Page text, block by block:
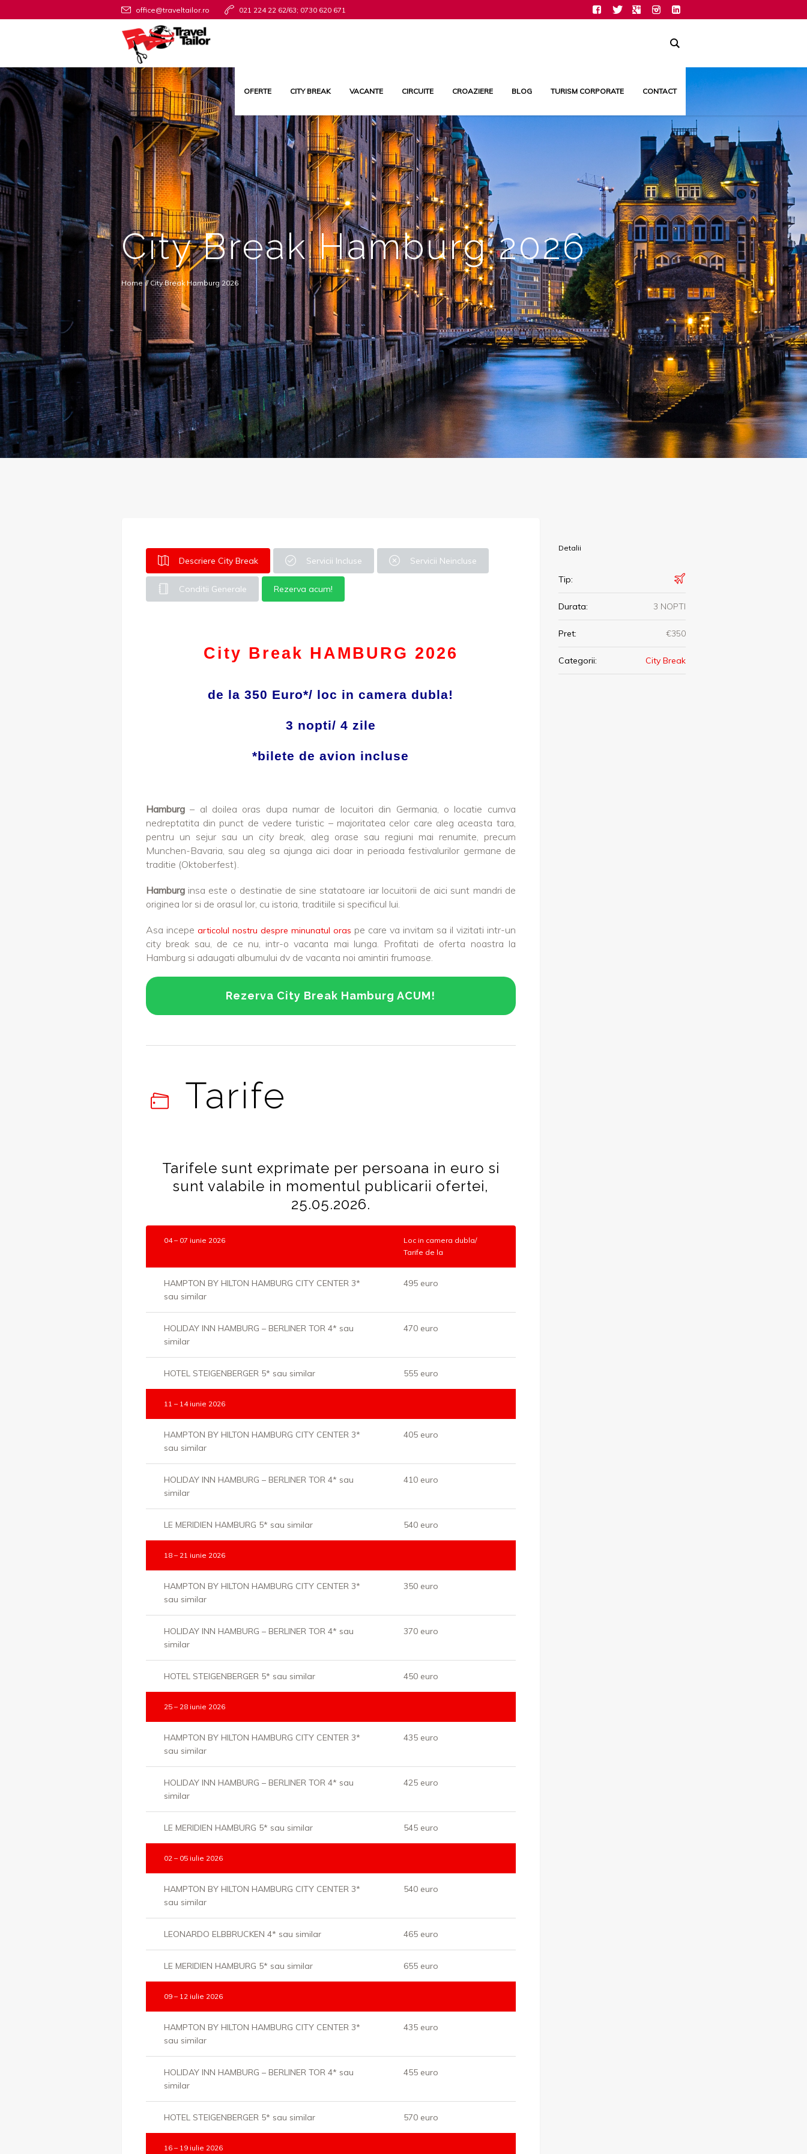
office@traveltailor.ro 021 224 22 62/63; 0730 620 671
OFERTE CITY BREAK VACANTE CIRCUITE CROAZIERE BLOG TURISM CORPORATE CONTACT
City Break Hamburg 2026
Home //City Break Hamburg 2026
Descriere City Break Servicii Incluse Servicii Neincluse
Conditii Generale Rezerva acum!
City Break HAMBURG 2026
de la 350 Euro*/ loc in camera dubla!
3 nopti/ 4 zile
*bilete de avion incluse
Hamburg– al doilea oras dupa numar de locuitori din Germania, o locatie cumva
nedreptatita din punct de vedere turistic – majoritatea celor care aleg aceasta tara,
pentru un sejur sau un city break, aleg orase sau regiuni mai renumite, precum
Munchen-Bavaria, sau aleg sa ajunga aici doar in perioada festivalurilor germane de
traditie (Oktoberfest).
Hamburginsa este o destinatie de sine statatoare iar locuitorii de aici sunt mandri de
originea lor si de orasul lor, cu istoria, traditiile si specificul lui.
Asa incepe articolul nostru despre minunatul oras pe care va invitam sa il vizitati intr-un
city break sau, de ce nu, intr-o vacanta mai lunga. Profitati de oferta noastra la
Hamburg si adaugati albumului dv de vacanta noi amintiri frumoase.
Rezerva City Break Hamburg ACUM!
Tarife
Tarifele sunt exprimate per persoana in euro si
sunt valabile in momentul publicarii ofertei,
25.05.2026.
04 – 07 iunie 2026
Loc in camera dubla/
Tarife de la
HAMPTON BY HILTON HAMBURG CITY CENTER 3*
sau similar
495 euro
HOLIDAY INN HAMBURG – BERLINER TOR 4* sau
similar
470 euro
HOTEL STEIGENBERGER 5* sau similar 555 euro
11 – 14 iunie 2026
HAMPTON BY HILTON HAMBURG CITY CENTER 3*
sau similar
405 euro
HOLIDAY INN HAMBURG – BERLINER TOR 4* sau
similar
410 euro
LE MERIDIEN HAMBURG 5* sau similar 540 euro
18 – 21 iunie 2026
HAMPTON BY HILTON HAMBURG CITY CENTER 3*
sau similar
350 euro
HOLIDAY INN HAMBURG – BERLINER TOR 4* sau
similar
370 euro
HOTEL STEIGENBERGER 5* sau similar 450 euro
25 – 28 iunie 2026
HAMPTON BY HILTON HAMBURG CITY CENTER 3*
sau similar
435 euro
HOLIDAY INN HAMBURG – BERLINER TOR 4* sau
similar
425 euro
LE MERIDIEN HAMBURG 5* sau similar 545 euro
02 – 05 iulie 2026
HAMPTON BY HILTON HAMBURG CITY CENTER 3*
sau similar
540 euro
LEONARDO ELBBRUCKEN 4* sau similar 465 euro
LE MERIDIEN HAMBURG 5* sau similar 655 euro
09 – 12 iulie 2026
HAMPTON BY HILTON HAMBURG CITY CENTER 3*
sau similar
435 euro
HOLIDAY INN HAMBURG – BERLINER TOR 4* sau
similar
455 euro
HOTEL STEIGENBERGER 5* sau similar 570 euro
16 – 19 iulie 2026
Detalii
Tip:
Durata: 3 NOPTI
Pret: €350
Categorii: City Break